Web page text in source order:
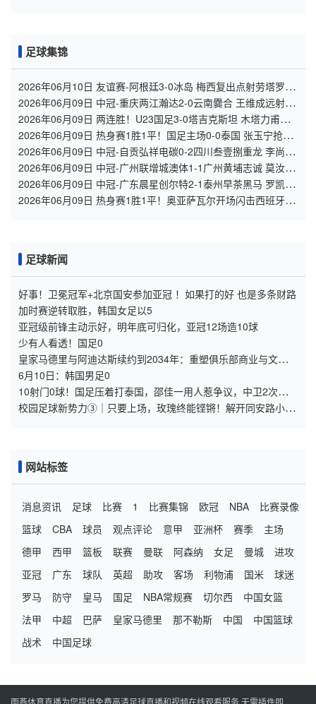
足球集锦
2026年06月10日 友谊赛-阿根廷3-0冰岛 梅西复出点射劳塔罗造
点+中柱阿尔马达破门
2026年06月09日 中冠-重庆两江瀚达2-0云南爨合 王维成远射建
功
2026年06月09日 两连胜！U23国足3-0塔吉克斯坦 木塔力甫闪
击+造点向余望点射
2026年06月09日 热身赛1胜1平！国足主场0-0泰国 张玉宁抢点
中柱国足24脚射门未果
2026年06月09日 中冠-自贡弘祥电碳0-2四川叁壹捌重龙 李尚
霖、邹齐破门
2026年06月09日 中冠-广州联增城澳体1-1广州黄埔志诚 莫汝恒
绝平
2026年06月09日 中冠-广东晨星创尔特2-1泰州早茶黑马 罗凯、
王伟轩破门
2026年06月09日 热身赛1胜1平！奥亚萨瓦尔开场闪击西班牙3-
足球新闻
好事！卫冕冠军+北京国安参加亚冠 ！如果打的好 也是多条财路
加时赛逆转取胜，韩国女足以5
亚冠级前锋主动示好，明年底可归化，亚冠12场造10球
少有人看透！国足0
皇家马德里与阿迪达斯续约到2034年：重塑俱乐部商业与文化命
运的八年合同
6月10日：韩国男足0
10射门0球！国足压着打泰国，邵佳一用人惹争议，中卫2次低级
失误
校园足球新势力③｜只要上场，玫瑰终能铿锵！解开同安路小学
网站标签
消息资讯 足球 比赛 1 比赛集锦 欧冠 NBA
比赛录像
篮球
CBA 球员 观点评论 意甲 亚洲杯 赛季
主场
德甲
西甲 篮板 联赛 曼联 阿森纳 女足 曼城
进攻
亚冠
广东 球队 英超 助攻 客场 利物浦 国米
球迷
罗马
防守 皇马 国足 NBA常规赛 切尔西
中国女篮
法甲
中超 巴萨 皇家马德里 那不勒斯 中国
中国篮球
战术
中国足球
雨燕体育直播为您提供免费高清足球直播和视频在线观看服务,无需插件即